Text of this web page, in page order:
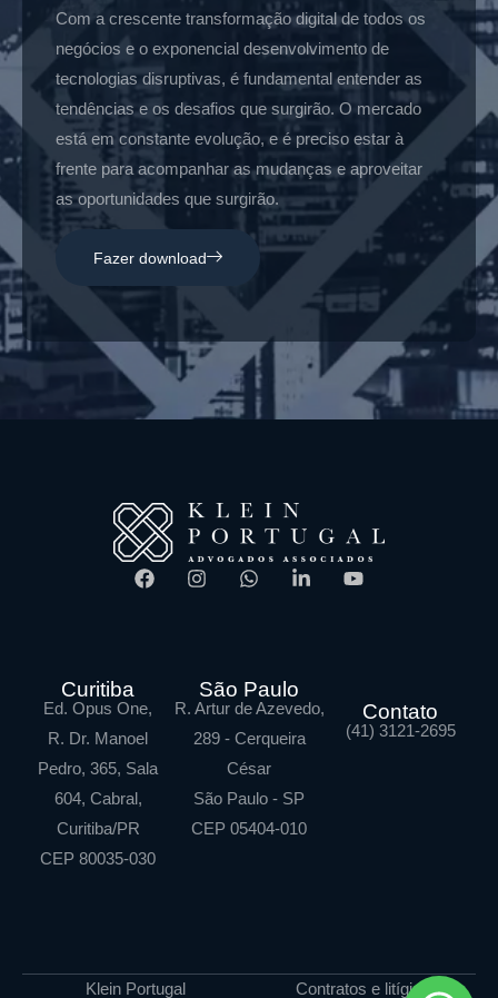
Com a crescente transformação digital de todos os
negócios e o exponencial desenvolvimento de
tecnologias disruptivas, é fundamental entender as
tendências e os desafios que surgirão. O mercado
está em constante evolução, e é preciso estar à
frente para acompanhar as mudanças e aproveitar
as oportunidades que surgirão.
Fazer download
Curitiba
Ed. Opus One,
R. Dr. Manoel
Pedro, 365, Sala
604, Cabral,
Curitiba/PR
CEP 80035-030
São Paulo
R. Artur de Azevedo,
289 - Cerqueira
César
São Paulo - SP
CEP 05404-010
Contato
(41) 3121-2695
Klein Portugal Contratos e litígios